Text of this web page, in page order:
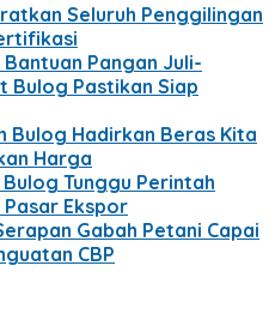
Seluruh Penggilingan
Pangan Juli-
Bulog Pastikan Siap
Bulog Hadirkan Beras Kita
Harga
Tunggu Perintah
Pasar Ekspor
Gabah Petani Capai
CBP